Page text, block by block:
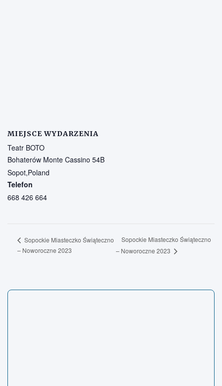
MIEJSCE WYDARZENIA
Teatr BOTO
Bohaterów Monte Cassino 54B
Sopot,Poland
Telefon
668 426 664
Sopockie Miasteczko Świąteczno
– Noworoczne 2023
Sopockie Miasteczko Świąteczno
– Noworoczne 2023